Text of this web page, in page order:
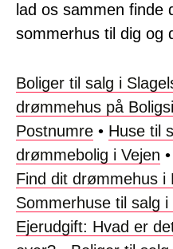
lad os sammen finde
sommerhus til dig og
Boliger til salg i
drømmehus på
Postnumre • Huse til
drømmebolig i Vejen •
Find dit drømmehus i
Sommerhuse til salg
Ejerudgift: Hvad er